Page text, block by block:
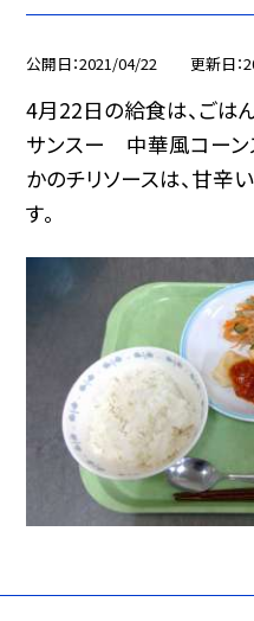
公開日 2021/04/22 更新日
4月22日の給食は、ご
サンスー 中華風コー
かのチリソースは、甘辛
す。